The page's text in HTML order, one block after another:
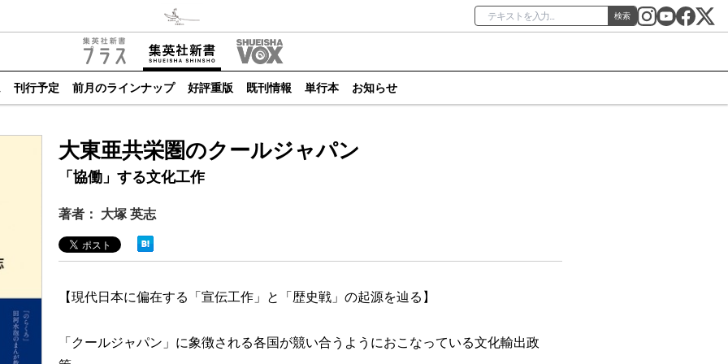
検索
刊行予定 前月のラインナップ 好評重版 既刊情報 単行本 お知らせ
大東亜共栄圏のクールジャパン
「協働」する文化工作
著者： 大塚 英志
【現代日本に偏在する「宣伝工作」と「歴史戦」の起源を辿る】
「クールジャパン」に象徴される各国が競い合うようにおこなっている文化輸出政